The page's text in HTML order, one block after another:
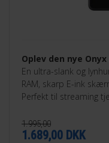
Oplev den nye Onyx
En ultra-slank og
RAM, skarp E-ink
Perfekt til streaming
1.995,00
1.689,00 DKK